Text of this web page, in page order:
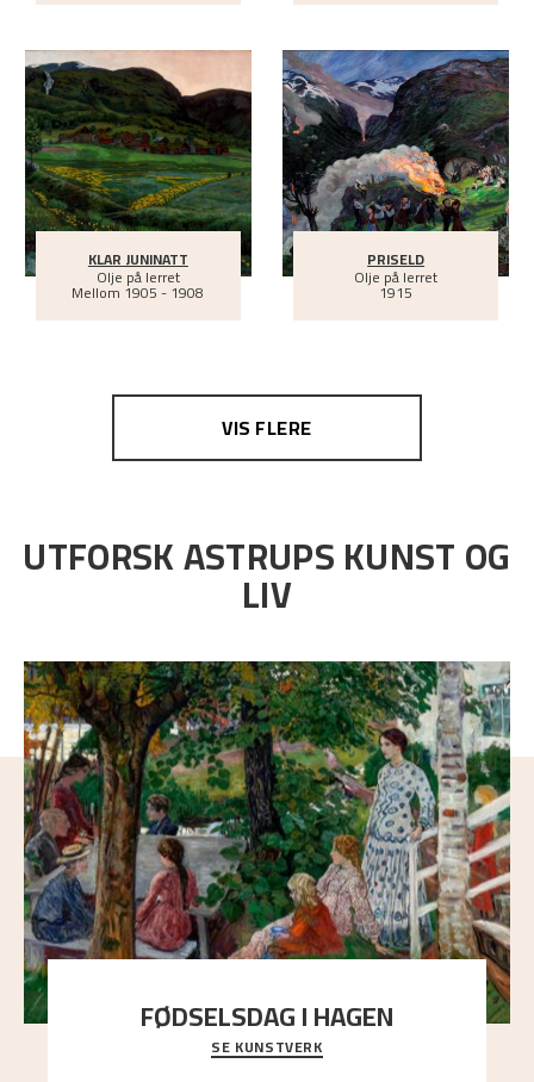
KLAR JUNINATT
Olje på lerret
Mellom 1905 - 1908
PRISELD
Olje på lerret
1915
VIS FLERE
UTFORSK ASTRUPS KUNST OG
LIV
FØDSELSDAG I HAGEN
En gruppe mennesker er samlet under de store
trekronene i prestegårdshagen...
SE KUNSTVERK